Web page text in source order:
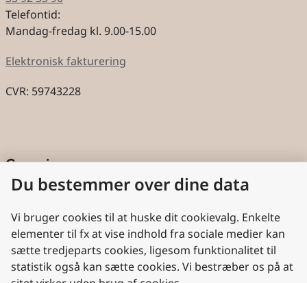
Telefontid:
Mandag-fredag kl. 9.00-15.00
Elektronisk fakturering
CVR: 59743228
Genveje
Cookies
Aktindsigt
Persondatabeskyttelse
Du bestemmer over dine data
Vi bruger cookies til at huske dit cookievalg. Enkelte
elementer til fx at vise indhold fra sociale medier kan
sætte tredjeparts cookies, ligesom funktionalitet til
statistik også kan sætte cookies. Vi bestræber os på at